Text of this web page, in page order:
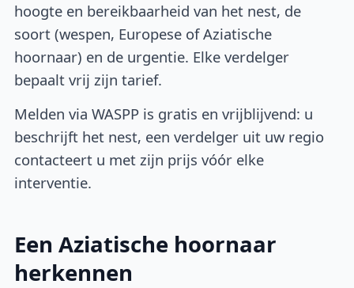
hoogte en bereikbaarheid van het nest, de
soort (wespen, Europese of Aziatische
hoornaar) en de urgentie. Elke verdelger
bepaalt vrij zijn tarief.
Melden via WASPP is gratis en vrijblijvend: u
beschrijft het nest, een verdelger uit uw regio
contacteert u met zijn prijs vóór elke
interventie.
Een Aziatische hoornaar
herkennen